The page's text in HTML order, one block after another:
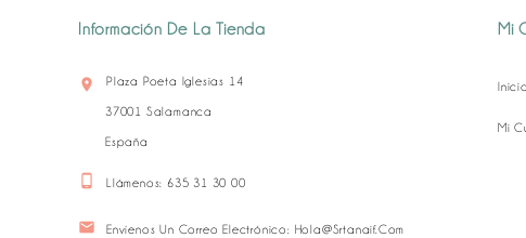
Información De La Tienda
 Plaza Poeta Iglesias 14
37001 Salamanca
España
 Llámenos: 635 31 30 00
 Envíenos Un Correo Electrónico: Hola@srtanaif.com
Mi
Mi